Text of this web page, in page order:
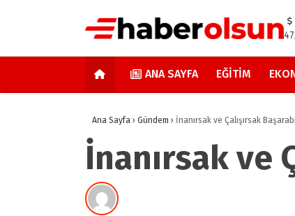
ANA SAYFA EĞITIM
Ana Sayfa › Gündem › İnanırsak ve Çalışırsak
İnanırsak ve